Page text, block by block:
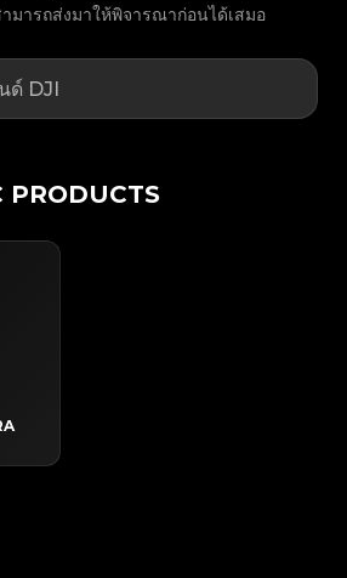
มารถส่งมาให้พิจารณาก่อนได้เสมอ
PRODUCTS